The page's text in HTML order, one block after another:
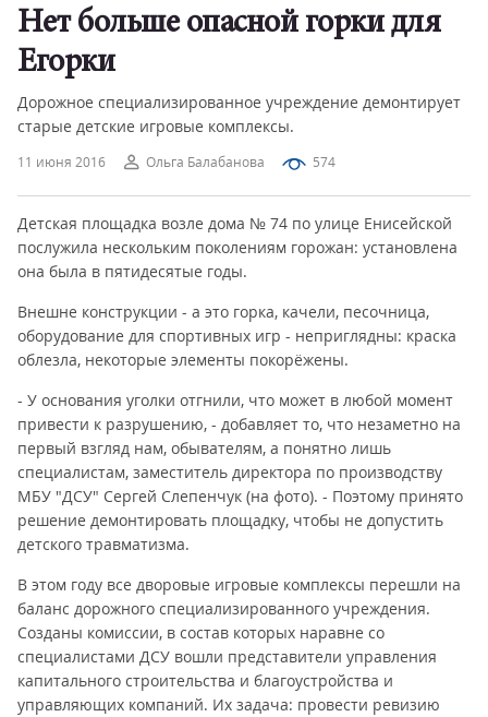
11 июня 2016 Ольга Балабанова 574
Нет больше опасной горки для
Егорки
Дорожное специализированное учреждение демонтирует
старые детские игровые комплексы.
Детская площадка возле дома № 74 по улице Енисейской
послужила нескольким поколениям горожан: установлена
она была в пятидесятые годы.
Внешне конструкции - а это горка, качели, песочница,
оборудование для спортивных игр - неприглядны: краска
облезла, некоторые элементы покорёжены.
- У основания уголки отгнили, что может в любой момент
привести к разрушению, - добавляет то, что незаметно на
первый взгляд нам, обывателям, а понятно лишь
специалистам, заместитель директора по производству
МБУ "ДСУ" Сергей Слепенчук (на фото). - Поэтому принято
решение демонтировать площадку, чтобы не допустить
детского травматизма.
В этом году все дворовые игровые комплексы перешли на
баланс дорожного специализированного учреждения.
Созданы комиссии, в состав которых наравне со
специалистами ДСУ вошли представители управления
капитального строительства и благоустройства и
управляющих компаний. Их задача: провести ревизию